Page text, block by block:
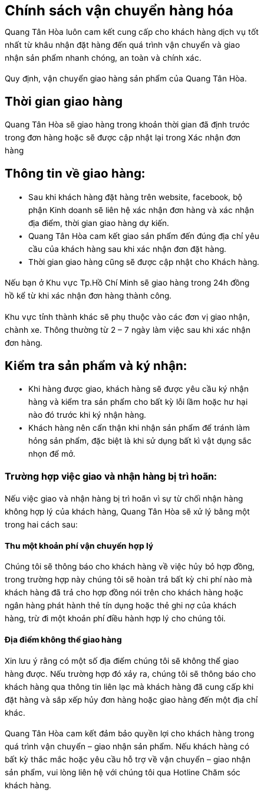
Chính sách vận chuyển hàng hóa
Quang Tân Hòa luôn cam kết cung cấp cho khách hàng dịch vụ tốt
nhất từ khâu nhận đặt hàng đến quá trình vận chuyển và giao
nhận sản phẩm nhanh chóng, an toàn và chính xác.
Quy định, vận chuyển giao hàng sản phẩm của Quang Tân Hòa.
Thời gian giao hàng
Quang Tân Hòa sẽ giao hàng trong khoản thời gian đã định trước
trong đơn hàng hoặc sẽ được cập nhật lại trong Xác nhận đơn
hàng
Thông tin về giao hàng:
Sau khi khách hàng đặt hàng trên website, facebook, bộ
phận Kinh doanh sẽ liên hệ xác nhận đơn hàng và xác nhận
địa điểm, thời gian giao hàng dự kiến.
Quang Tân Hòa cam kết giao sản phẩm đến đúng địa chỉ yêu
cầu của khách hàng sau khi xác nhận đơn đặt hàng.
Thời gian giao hàng cũng sẽ được cập nhật cho Khách hàng.
Nếu bạn ở Khu vực Tp.Hồ Chí Minh sẽ giao hàng trong 24h đồng
hồ kể từ khi xác nhận đơn hàng thành công.
Khu vực tỉnh thành khác sẽ phụ thuộc vào các đơn vị giao nhận,
chành xe. Thông thường từ 2 – 7 ngày làm việc sau khi xác nhận
đơn hàng.
Kiểm tra sản phẩm và ký nhận:
Khi hàng được giao, khách hàng sẽ được yêu cầu ký nhận
hàng và kiểm tra sản phẩm cho bất kỳ lỗi lầm hoặc hư hại
nào đó trước khi ký nhận hàng.
Khách hàng nên cẩn thận khi nhận sản phẩm để tránh làm
hỏng sản phẩm, đặc biệt là khi sử dụng bất kì vật dụng sắc
nhọn để mở.
Trường hợp việc giao và nhận hàng bị trì hoãn:
Nếu việc giao và nhận hàng bị trì hoãn vì sự từ chối nhận hàng
không hợp lý của khách hàng, Quang Tân Hòa sẽ xử lý bằng một
trong hai cách sau:
Thu một khoản phí vận chuyển hợp lý
Chúng tôi sẽ thông báo cho khách hàng về việc hủy bỏ hợp đồng,
trong trường hợp này chúng tôi sẽ hoàn trả bất kỳ chi phí nào mà
khách hàng đã trả cho hợp đồng nói trên cho khách hàng hoặc
ngân hàng phát hành thẻ tín dụng hoặc thẻ ghi nợ của khách
hàng, trừ đi một khoản phí điều hành hợp lý cho chúng tôi.
Địa điểm không thể giao hàng
Xin lưu ý rằng có một số địa điểm chúng tôi sẽ không thể giao
hàng được. Nếu trường hợp đó xảy ra, chúng tôi sẽ thông báo cho
khách hàng qua thông tin liên lạc mà khách hàng đã cung cấp khi
đặt hàng và sắp xếp hủy đơn hàng hoặc giao hàng đến một địa chỉ
khác.
Quang Tân Hòa cam kết đảm bảo quyền lợi cho khách hàng trong
quá trình vận chuyển – giao nhận sản phẩm. Nếu khách hàng có
bất kỳ thắc mắc hoặc yêu cầu hỗ trợ về vận chuyển – giao nhận
sản phẩm, vui lòng liên hệ với chúng tôi qua Hotline Chăm sóc
khách hàng.